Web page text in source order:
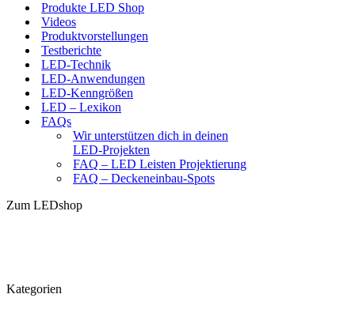
Produkte LED Shop
Videos
Produktvorstellungen
Testberichte
LED-Technik
LED-Anwendungen
LED-Kenngrößen
LED – Lexikon
FAQs
Wir unterstützen dich in deinen
LED-Projekten
FAQ – LED Leisten Projektierung
FAQ – Deckeneinbau-Spots
Zum LEDshop
Kategorien